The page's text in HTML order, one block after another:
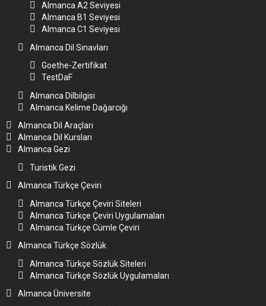
Almanca A2 Seviyesi
Almanca B1 Seviyesi
Almanca C1 Seviyesi
Almanca Dil Sınavları
Goethe-Zertifikat
TestDaF
Almanca Dilbilgisi
Almanca Kelime Dağarcığı
Almanca Dil Araçları
Almanca Dil Kursları
Almanca Gezi
Turistik Gezi
Almanca Türkçe Çeviri
Almanca Türkçe Çeviri Siteleri
Almanca Türkçe Çeviri Uygulamaları
Almanca Türkçe Cümle Çeviri
Almanca Türkçe Sözlük
Almanca Türkçe Sözlük Siteleri
Almanca Türkçe Sözlük Uygulamaları
Almanca Üniversite